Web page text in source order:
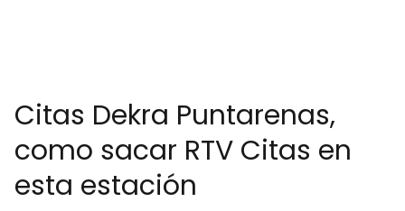
Citas Dekra Puntarenas,
como sacar RTV Citas en
esta estación